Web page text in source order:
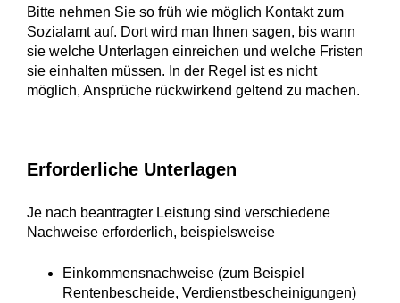
Bitte nehmen Sie so früh wie möglich Kontakt zum
Sozialamt auf. Dort wird man Ihnen sagen, bis wann
sie welche Unterlagen einreichen und welche Fristen
sie einhalten müssen. In der Regel ist es nicht
möglich, Ansprüche rückwirkend geltend zu machen.
Erforderliche Unterlagen
Je nach beantragter Leistung sind verschiedene
Nachweise erforderlich, beispielsweise
Einkommensnachweise (zum Beispiel
Rentenbescheide, Verdienstbescheinigungen)